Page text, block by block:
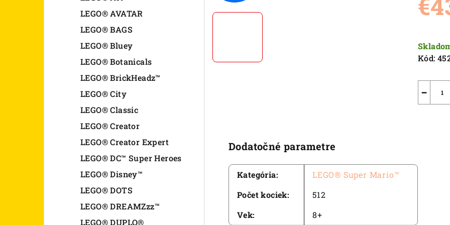
LEGO® AVATAR
LEGO® BAGS
LEGO® Bluey
LEGO® Botanicals
LEGO® BrickHeadz™
LEGO® City
LEGO® Classic
LEGO® Creator
LEGO® Creator Expert
LEGO® DC™ Super Heroes
LEGO® Disney™
LEGO® DOTS
LEGO® DREAMZzz™
LEGO® DUPLO®
z
cena:
Kód:
−
Dodatočné parametre
Kategória:
LEGO® Super Mario™
Počet kociek:
512
Vek: 8+